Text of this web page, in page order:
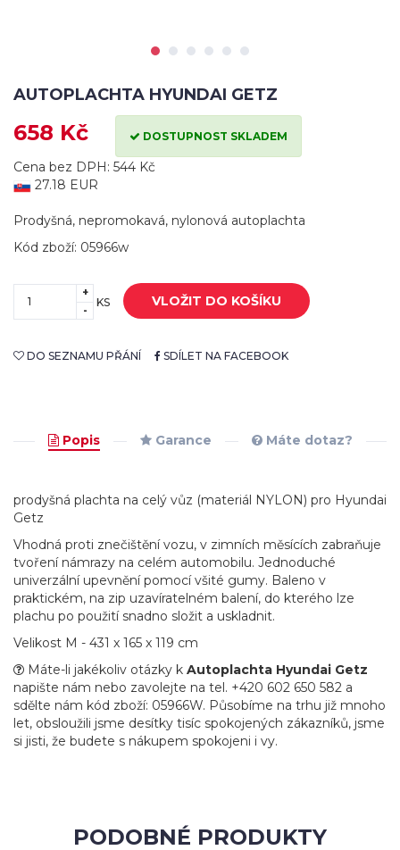
AUTOPLACHTA HYUNDAI GETZ
658 Kč DOSTUPNOST SKLADEM
Cena bez DPH: 544 Kč
27.18 EUR
Prodyšná, nepromokavá, nylonová autoplachta
Kód zboží: 05966w
+
-
KS VLOŽIT DO KOŠÍKU
DO SEZNAMU PŘÁNÍ SDÍLET NA FACEBOOK
Popis Garance Máte dotaz?
prodyšná plachta na celý vůz (materiál NYLON) pro Hyundai
Getz
Vhodná proti znečištění vozu, v zimních měsících zabraňuje
tvoření námrazy na celém automobilu. Jednoduché
univerzální upevnění pomocí všité gumy. Baleno v
praktickém, na zip uzavíratelném balení, do kterého lze
plachu po použití snadno složit a uskladnit.
Velikost M - 431 x 165 x 119 cm
Máte-li jakékoliv otázky k Autoplachta Hyundai Getz
napište nám nebo zavolejte na tel. +420 602 650 582 a
sdělte nám kód zboží: 05966W. Působíme na trhu již mnoho
let, obsloužili jsme desítky tisíc spokojených zákazníků, jsme
si jisti, že budete s nákupem spokojeni i vy.
PODOBNÉ PRODUKTY